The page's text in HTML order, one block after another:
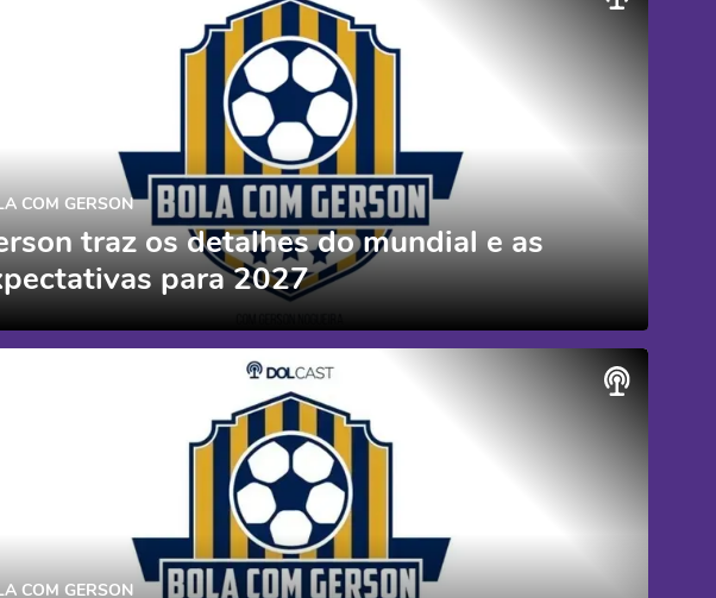
COM GERSON
traz os detalhes do mundial e as
para 2027
COM GERSON